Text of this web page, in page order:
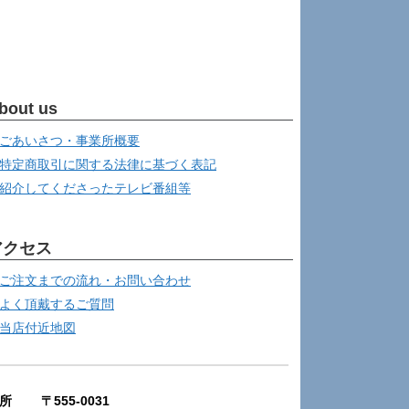
us
ごあいさつ・事業所概要
特定商取引に関する法律に基づく表記
紹介してくださったテレビ番組等
セス
ご注文までの流れ・お問い合わせ
よく頂戴するご質問
当店付近地図
所 〒555-0031